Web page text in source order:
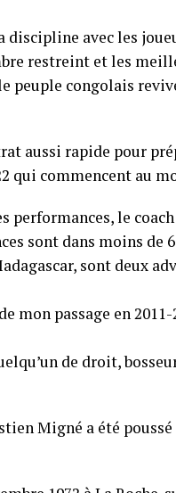
discipline avec les
restreint et les
peuple congolais
aussi rapide pour
qui commencent au
performances, le
sont dans moins de
sont deux
mon passage en
de droit,
Migné a été